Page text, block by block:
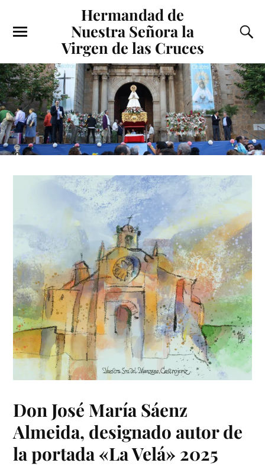
Hermandad de
Nuestra Señora la
Virgen de las Cruces
Don José María Sáenz
Almeida, designado autor de
la portada «La Velá» 2025